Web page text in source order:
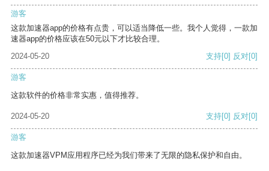
游客
这款加速器app的价格有点贵，可以适当降低一些。我个人觉得，一款加
速器app的价格应该在50元以下才比较合理。
2024-05-20
支持[0] 反对[0]
游客
这款软件的价格非常实惠，值得推荐。
2024-05-20 支持[0] 反对[0]
游客
这款加速器VPM应用程序已经为我们带来了无限的隐私保护和自由。